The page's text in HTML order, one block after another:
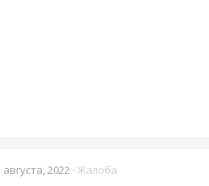
августа, 2022 · Жалоба